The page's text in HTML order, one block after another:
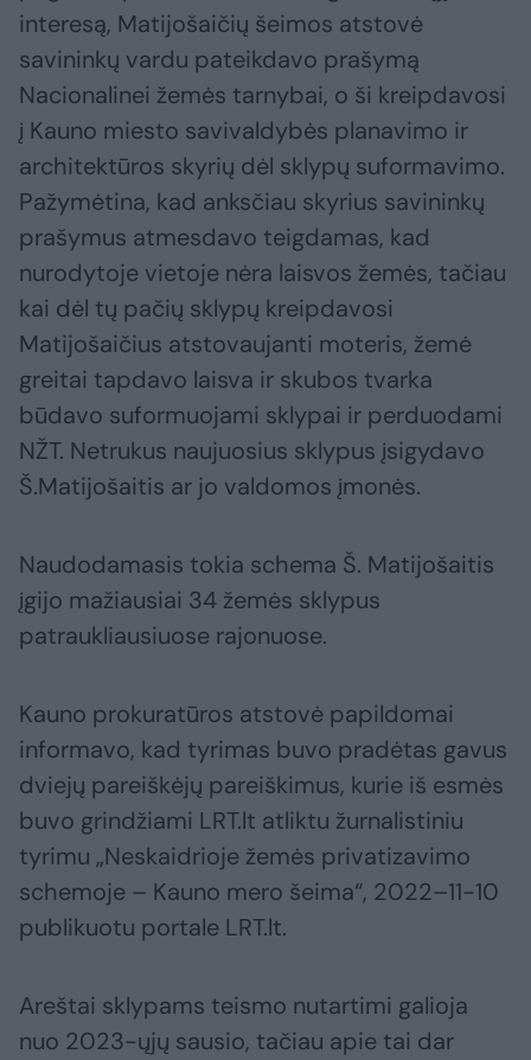
interesą, Matijošaičių šeimos atstovė
savininkų vardu pateikdavo prašymą
Nacionalinei žemės tarnybai, o ši kreipdavosi
į Kauno miesto savivaldybės planavimo ir
architektūros skyrių dėl sklypų suformavimo.
Pažymėtina, kad anksčiau skyrius savininkų
prašymus atmesdavo teigdamas, kad
nurodytoje vietoje nėra laisvos žemės, tačiau
kai dėl tų pačių sklypų kreipdavosi
Matijošaičius atstovaujanti moteris, žemė
greitai tapdavo laisva ir skubos tvarka
būdavo suformuojami sklypai ir perduodami
NŽT. Netrukus naujuosius sklypus įsigydavo
Š.Matijošaitis ar jo valdomos įmonės.
Naudodamasis tokia schema Š. Matijošaitis
įgijo mažiausiai 34 žemės sklypus
patraukliausiuose rajonuose.
Kauno prokuratūros atstovė papildomai
informavo, kad tyrimas buvo pradėtas gavus
dviejų pareiškėjų pareiškimus, kurie iš esmės
buvo grindžiami LRT.lt atliktu žurnalistiniu
tyrimu „Neskaidrioje žemės privatizavimo
schemoje – Kauno mero šeima“, 2022–11-10
publikuotu portale LRT.lt.
Areštai sklypams teismo nutartimi galioja
nuo 2023-ųjų sausio, tačiau apie tai dar